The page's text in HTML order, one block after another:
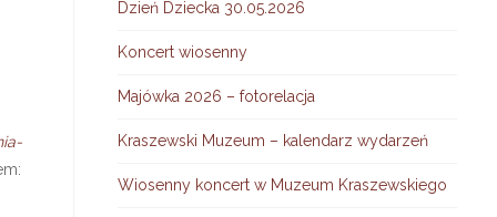
Dzień Dziecka 30.05.2026
Koncert wiosenny
Majówka 2026 – fotorelacja
Kraszewski Muzeum – kalendarz wydarzeń
Wiosenny koncert w Muzeum Kraszewskiego